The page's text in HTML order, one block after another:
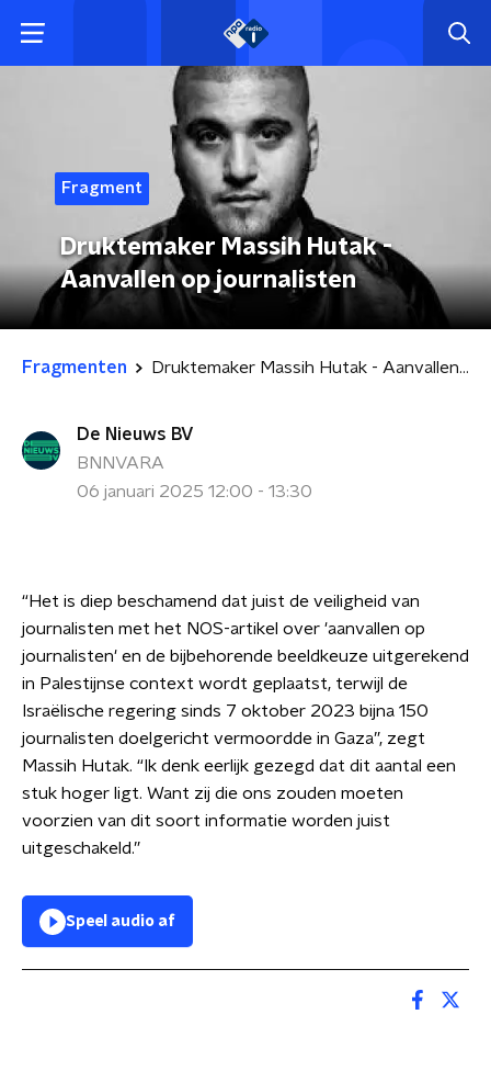
Fragment
Druktemaker Massih Hutak -
Aanvallen op journalisten
Fragmenten Druktemaker Massih Hutak - Aanvallen op journalisten
De Nieuws BV
BNNVARA
06 januari 2025 12:00 - 13:30
“Het is diep beschamend dat juist de veiligheid van
journalisten met het NOS-artikel over 'aanvallen op
journalisten' en de bijbehorende beeldkeuze uitgerekend
in Palestijnse context wordt geplaatst, terwijl de
Israëlische regering sinds 7 oktober 2023 bijna 150
journalisten doelgericht vermoordde in Gaza”, zegt
Massih Hutak. “Ik denk eerlijk gezegd dat dit aantal een
stuk hoger ligt. Want zij die ons zouden moeten
voorzien van dit soort informatie worden juist
uitgeschakeld.”
Speel audio af